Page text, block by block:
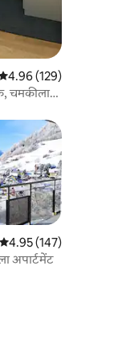
रेटिंग 5 में से 4.96,
4.96 (129)
चमकीला
औसत रेटिंग 5 में से 4.95,
4.95 (147)
अपार्टमेंट